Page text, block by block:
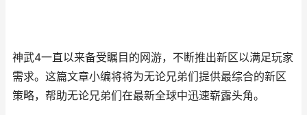
神武4一直以来备受瞩目的网游，不断推出新区以满足玩家
需求。这篇文章小编将将为无论兄弟们提供最综合的新区
策略，帮助无论兄弟们在最新全球中迅速崭露头角。